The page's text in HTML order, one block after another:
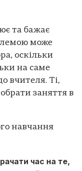
та бажає
може
оскільки
на саме
вчителя. Ті,
заняття в
навчання
час на те,